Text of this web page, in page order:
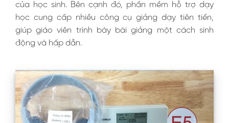
của học sinh. Bên cạnh đó, phần mềm hỗ trợ dạy
học cung cấp nhiều công cụ giảng dạy tiên tiến,
giúp giáo viên trình bày bài giảng một cách sinh
động và hấp dẫn.